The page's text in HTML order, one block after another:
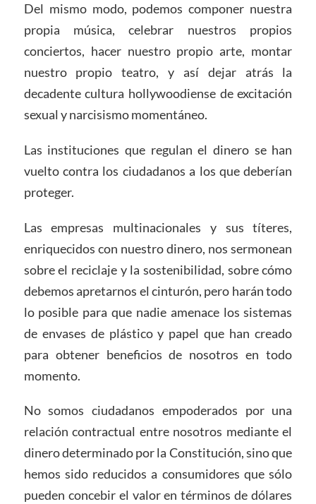
Del mismo modo, podemos componer nuestra
propia música, celebrar nuestros propios
conciertos, hacer nuestro propio arte, montar
nuestro propio teatro, y así dejar atrás la
decadente cultura hollywoodiense de excitación
sexual y narcisismo momentáneo.
Las instituciones que regulan el dinero se han
vuelto contra los ciudadanos a los que deberían
proteger.
Las empresas multinacionales y sus títeres,
enriquecidos con nuestro dinero, nos sermonean
sobre el reciclaje y la sostenibilidad, sobre cómo
debemos apretarnos el cinturón, pero harán todo
lo posible para que nadie amenace los sistemas
de envases de plástico y papel que han creado
para obtener beneficios de nosotros en todo
momento.
No somos ciudadanos empoderados por una
relación contractual entre nosotros mediante el
dinero determinado por la Constitución, sino que
hemos sido reducidos a consumidores que sólo
pueden concebir el valor en términos de dólares